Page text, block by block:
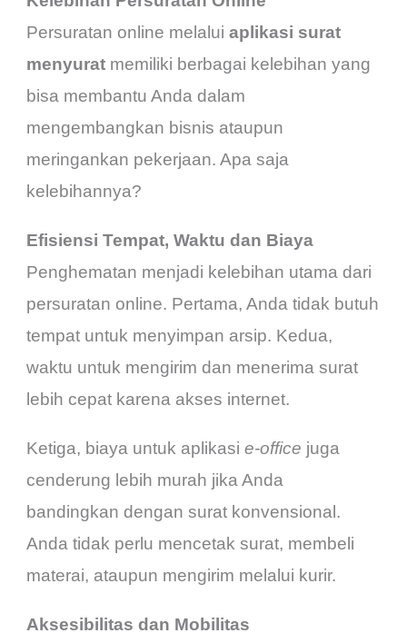
Persuratan online melaluiaplikasi surat
menyurat memiliki berbagai kelebihan yang
bisa membantu Anda dalam
mengembangkan bisnis ataupun
meringankan pekerjaan. Apa saja
kelebihannya?
Efisiensi Tempat, Waktu dan Biaya
Penghematan menjadi kelebihan utama dari
persuratan online. Pertama, Anda tidak butuh
tempat untuk menyimpan arsip. Kedua,
waktu untuk mengirim dan menerima surat
lebih cepat karena akses internet.
Ketiga, biaya untuk aplikasie-office juga
cenderung lebih murah jika Anda
bandingkan dengan surat konvensional.
Anda tidak perlu mencetak surat, membeli
materai, ataupun mengirim melalui kurir.
Aksesibilitas dan Mobilitas